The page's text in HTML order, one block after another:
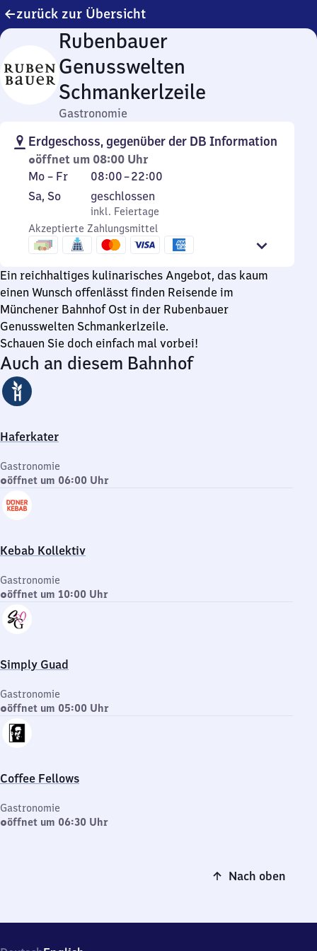
zurück zur Übersicht
Rubenbauer
Genusswelten
Schmankerlzeile
Gastronomie
Erdgeschoss, gegenüber der DB Information
öffnet um 08:00 Uhr
Montag
bis
Mo – Fr 08:00–22:00
Von
8
Uhr
bis
22
Samstag
Sonntag
Sa, So,
inkl. Feiertage
geschlossen
inkl. Feiertage
Akzeptierte Zahlungsmittel
Ein reichhaltiges kulinarisches Angebot, das kaum
einen Wunsch offenlässt finden Reisende im
Münchener Bahnhof Ost in der Rubenbauer
Genusswelten Schmankerlzeile.
Schauen Sie doch einfach mal vorbei!
Auch an diesem Bahnhof
Haferkater
Gastronomie
öffnet um 06:00 Uhr
Kebab Kollektiv
Gastronomie
öffnet um 10:00 Uhr
Simply Guad
Gastronomie
öffnet um 05:00 Uhr
Coffee Fellows
Gastronomie
öffnet um 06:30 Uhr
Nach oben